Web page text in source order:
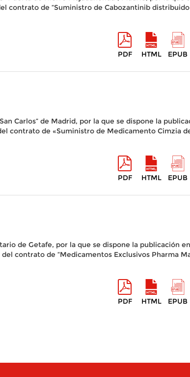
contrato de “Suministro de Cabozantinib
PDF HTML EPUB
Carlos” de Madrid, por la que se dispone la
contrato de «Suministro de Medicamento Cimzia
PDF HTML EPUB
de Getafe, por la que se dispone la publicación
contrato de “Medicamentos Exclusivos Pharma
PDF HTML EPUB